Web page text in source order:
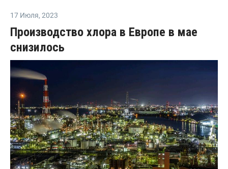
17 Июля, 2023
Производство хлора в Европе в мае
снизилось